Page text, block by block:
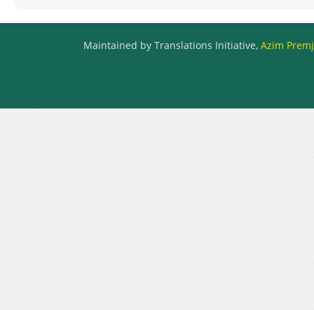
Maintained by Translations Initiative, Azim